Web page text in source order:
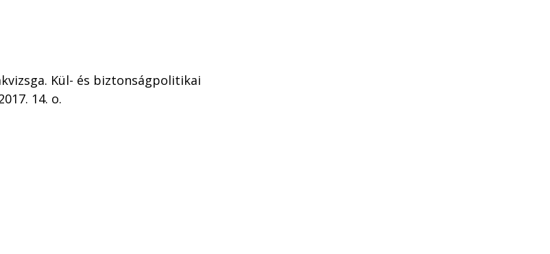
Kül- és biztonságpolitikai
14. o.